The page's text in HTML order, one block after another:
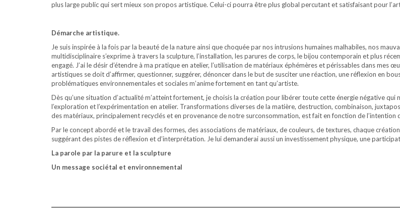
plus large public qui sert mieux son propos artistique. Celui-ci pourra être plus global percutant et satisfaisant pour
Démarche artistique.
Je suis inspirée à la fois par la beauté de la nature ainsi que choquée par nos intrusions humaines malhabiles, nos
multidisciplinaire s’exprime à travers la sculpture, l’installation, les parures de corps, le bijou contemporain et plus
engagé. J’ai le désir d’étendre à ma pratique en atelier, l’utilisation de matériaux éphémères et périssables dans mes
artistiques se doit d’affirmer, questionner, suggérer, dénoncer dans le but de susciter une réaction, une réflexion en
problématiques environnementales et sociales m’anime fortement en tant qu’artiste.
Dès qu’une situation d’actualité m’atteint fortement, je choisis la création pour libérer toute cette énergie négative
l’exploration et l’expérimentation en atelier. Transformations diverses de la matière, destruction, combinaison,
des matériaux, principalement recyclés et en provenance de notre surconsommation, est fait en fonction de l’intention
Par le concept abordé et le travail des formes, des associations de matériaux, de couleurs, de textures, chaque
suggérant des pistes de réflexion et d’interprétation. Je lui demanderai aussi un investissement physique, une
La parole par la parure et la sculpture
Un message sociétal et environnemental